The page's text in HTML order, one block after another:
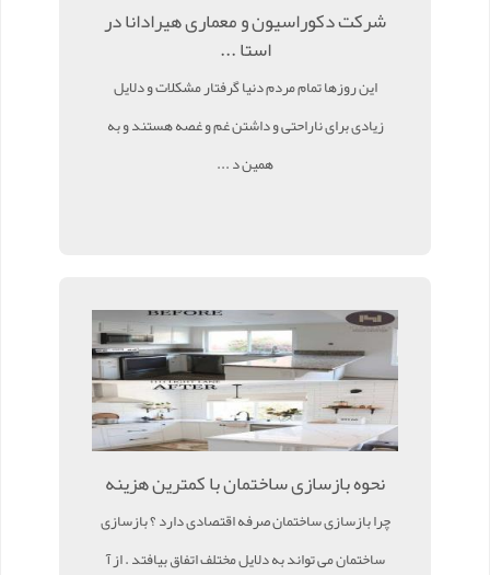
شرکت دکوراسیون و معماری هیرادانا در
استا ...
این روزها تمام مردم دنیا گرفتار مشکلات و دلایل
زیادی برای ناراحتی و داشتن غم و غصه هستند و به
همین د ...
نحوه بازسازی ساختمان با کمترین هزینه
چرا بازسازی ساختمان صرفه اقتصادی دارد ؟ بازسازی
ساختمان می تواند به دلایل مختلف اتفاق بیافتد . از آ